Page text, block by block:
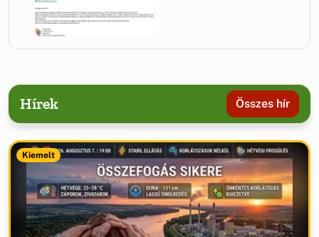
Hírek Összes hír
Kiemelt